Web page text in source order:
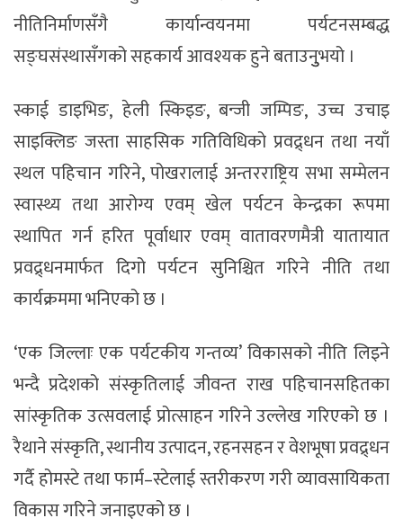
नीतिनिर्माणसँगै कार्यान्वयनमा पर्यटनसम्बद्ध
सङ्घसंस्थासँगको सहकार्य आवश्यक हुने बताउनुुभयो ।
स्काई डाइभिङ, हेली स्किइङ, बन्जी जम्पिङ, उच्च उचाइ
साइक्लिङ जस्ता साहसिक गतिविधिको प्रवद्र्धन तथा नयाँ
स्थल पहिचान गरिने, पोखरालाई अन्तरराष्ट्रिय सभा सम्मेलन
स्वास्थ्य तथा आरोग्य एवम् खेल पर्यटन केन्द्रका रूपमा
स्थापित गर्न हरित पूर्वाधार एवम् वातावरणमैत्री यातायात
प्रवद्र्धनमार्फत दिगो पर्यटन सुनिश्चित गरिने नीति तथा
कार्यक्रममा भनिएको छ ।
‘एक जिल्लाः एक पर्यटकीय गन्तव्य’ विकासको नीति लिइने
भन्दै प्रदेशको संस्कृतिलाई जीवन्त राख पहिचानसहितका
सांस्कृतिक उत्सवलाई प्रोत्साहन गरिने उल्लेख गरिएको छ ।
रैथाने संस्कृति, स्थानीय उत्पादन, रहनसहन र वेशभूषा प्रवद्र्धन
गर्दै होमस्टे तथा फार्म–स्टेलाई स्तरीकरण गरी व्यावसायिकता
विकास गरिने जनाइएको छ ।